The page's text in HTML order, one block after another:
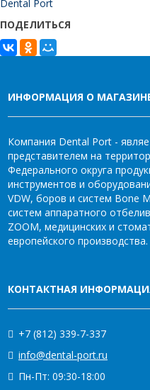
Dental Port
ПОДЕЛИТЬСЯ
ИНФОРМАЦИЯ О
Компания Dental Port -
представителем на
Федерального округа
инструментов и
VDW, боров и систем Bone
систем аппаратного
ZOOM, медицинских и
европейского производства.
КОНТАКТНАЯ
+7 (812) 339-7-337
info@dental-port.ru
Пн-Пт: 09:30-18:00